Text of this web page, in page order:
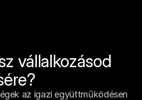
vállalkozásod
az igazi együttműködésen